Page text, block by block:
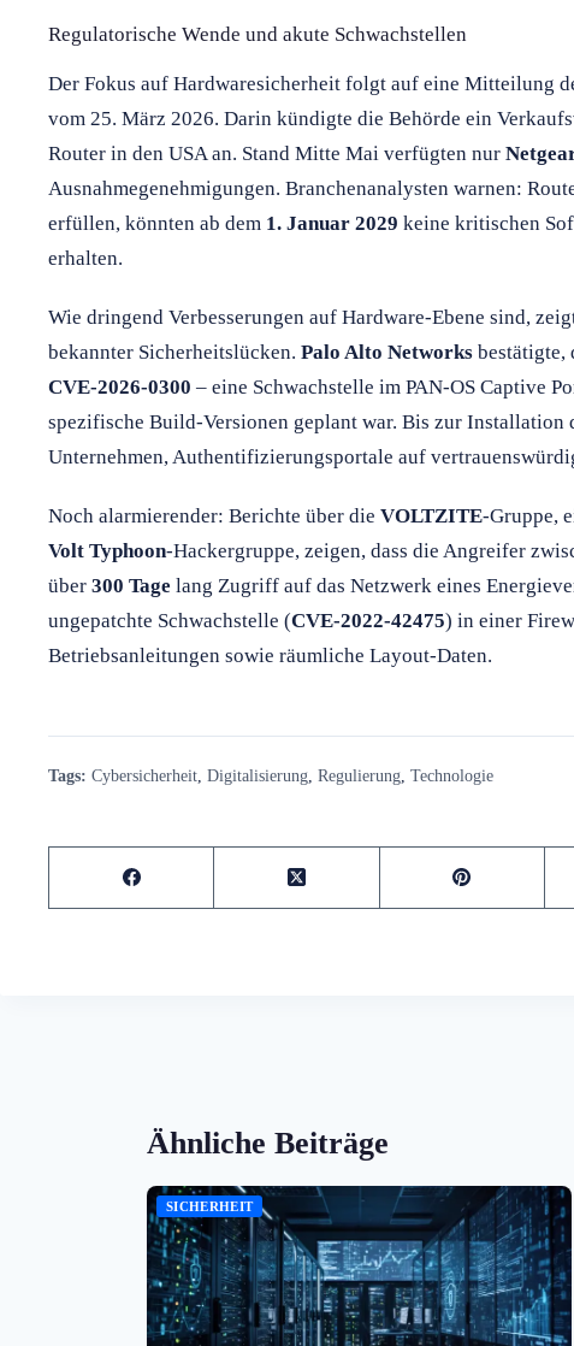
Regulatorische Wende und akute Schwachstellen
Der Fokus auf Hardwaresicherheit folgt auf eine Mitteilung
vom 25. März 2026. Darin kündigte die Behörde ein
Router in den USA an. Stand Mitte Mai verfügten nur
Ausnahmegenehmigungen. Branchenanalysten warnen:
erfüllen, könnten ab dem 1. Januar 2029 keine kritischen
erhalten.
Wie dringend Verbesserungen auf Hardware-Ebene sind,
bekannter Sicherheitslücken. Palo Alto Networks bestätigte,
CVE-2026-0300 – eine Schwachstelle im PAN-OS Captive
spezifische Build-Versionen geplant war. Bis zur Installation
Unternehmen, Authentifizierungsportale auf
Noch alarmierender: Berichte über die VOLTZITE-Gruppe,
Volt Typhoon-Hackergruppe, zeigen, dass die Angreifer
über 300 Tage lang Zugriff auf das Netzwerk eines
ungepatchte Schwachstelle (CVE-2022-42475) in einer
Betriebsanleitungen sowie räumliche Layout-Daten.
Tags: Cybersicherheit Digitalisierung Regulierung Technologie
Ähnliche Beiträge
SICHERHEIT